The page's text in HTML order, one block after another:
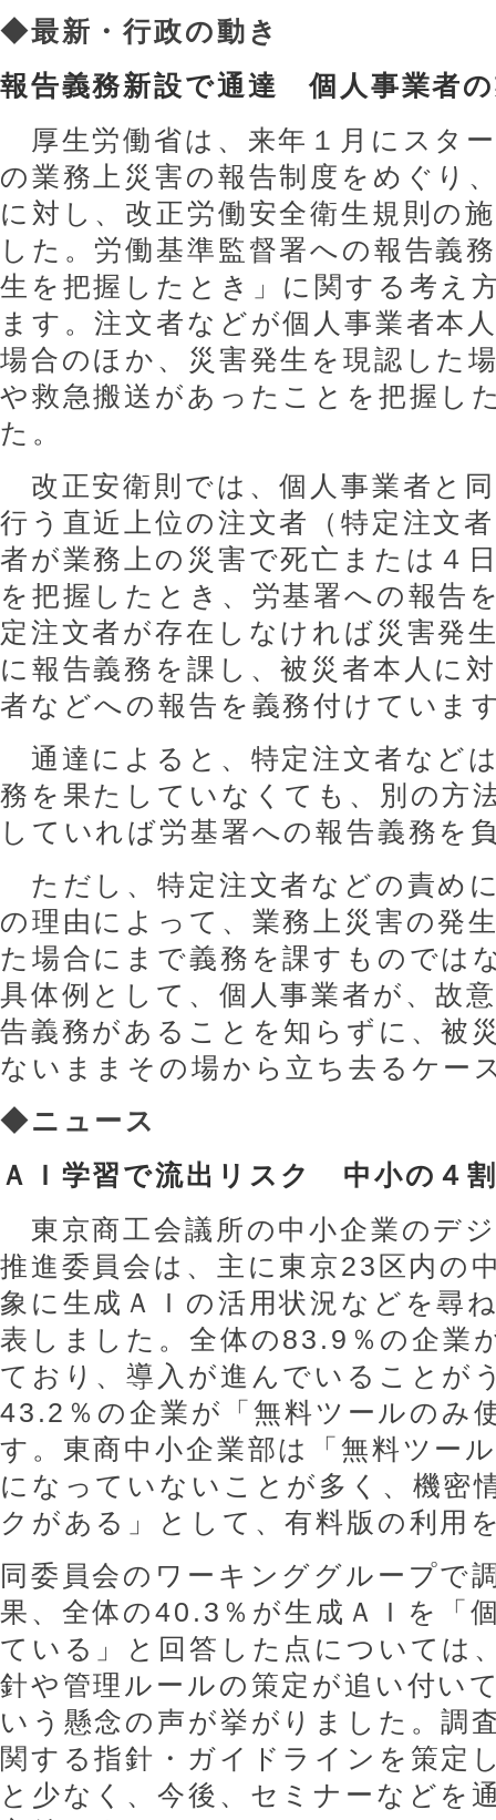
◆最新・行政の動き
報告義務新設で通達 個人事業者
厚生労働省は、来年１月にスタ
の業務上災害の報告制度をめぐり
に対し、改正労働安全衛生規則の
した。労働基準監督署への報告義
生を把握したとき」に関する考え
ます。注文者などが個人事業者本
場合のほか、災害発生を現認した
や救急搬送があったことを把握し
た。
改正安衛則では、個人事業者と
行う直近上位の注文者（特定注文
者が業務上の災害で死亡または４
を把握したとき、労基署への報告
定注文者が存在しなければ災害発
に報告義務を課し、被災者本人に
者などへの報告を義務付けていま
通達によると、特定注文者など
務を果たしていなくても、別の方
していれば労基署への報告義務を
ただし、特定注文者などの責め
の理由によって、業務上災害の発
た場合にまで義務を課すものでは
具体例として、個人事業者が、故
告義務があることを知らずに、被
ないままその場から立ち去るケー
◆ニュース
ＡＩ学習で流出リスク 中小の４
東京商工会議所の中小企業のデ
推進委員会は、主に東京23区内の
象に生成ＡＩの活用状況などを尋
表しました。全体の83.9％の企業
ており、導入が進んでいることが
43.2％の企業が「無料ツールのみ
す。東商中小企業部は「無料ツー
になっていないことが多く、機密
クがある」として、有料版の利用
同委員会のワーキンググループで
果、全体の40.3％が生成ＡＩを「
ている」と回答した点については
針や管理ルールの策定が追い付い
いう懸念の声が挙がりました。調
関する指針・ガイドラインを策定
と少なく、今後、セミナーなどを